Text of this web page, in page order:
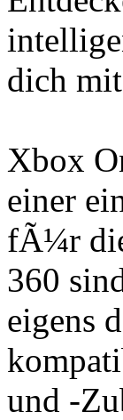
dich
Xbox
einer
fÃ¼r
360
eigens
und -